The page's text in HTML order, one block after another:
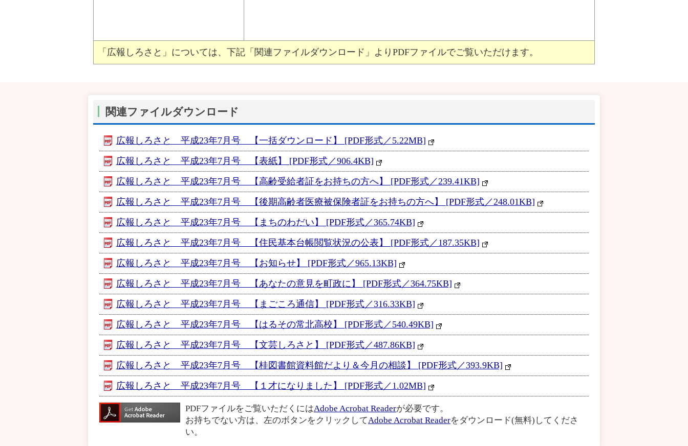
「広報しろさと」については、下記「関連ファイルダウンロード」よりPDFファイルでご覧いただけます。
関連ファイルダウンロード
広報しろさと 平成23年7月号 【一括ダウンロード】 [PDF形式／5.22MB]
広報しろさと 平成23年7月号 【表紙】 [PDF形式／906.4KB]
広報しろさと 平成23年7月号 【高齢受給者証をお持ちの方へ】 [PDF形式／239.41KB]
広報しろさと 平成23年7月号 【後期高齢者医療被保険者証をお持ちの方へ】 [PDF形式／248.01KB]
広報しろさと 平成23年7月号 【まちのわだい】 [PDF形式／365.74KB]
広報しろさと 平成23年7月号 【住民基本台帳閲覧状況の公表】 [PDF形式／187.35KB]
広報しろさと 平成23年7月号 【お知らせ】 [PDF形式／965.13KB]
広報しろさと 平成23年7月号 【あなたの意見を町政に】 [PDF形式／364.75KB]
広報しろさと 平成23年7月号 【まごころ通信】 [PDF形式／316.33KB]
広報しろさと 平成23年7月号 【はるその常北高校】 [PDF形式／540.49KB]
広報しろさと 平成23年7月号 【文芸しろさと】 [PDF形式／487.86KB]
広報しろさと 平成23年7月号 【桂図書館資料館だより＆今月の相談】 [PDF形式／393.9KB]
広報しろさと 平成23年7月号 【１才になりました】 [PDF形式／1.02MB]
PDFファイルをご覧いただくにはAdobe Acrobat Readerが必要です。
お持ちでない方は、左のボタンをクリックしてAdobe Acrobat Readerをダウンロード(無料)してくださ
い。